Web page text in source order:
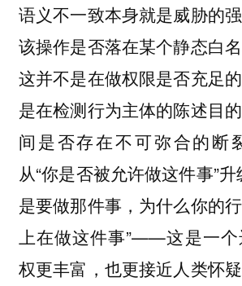
语义不一致本身就是威胁的
该操作是否落在某个静态白名
这并不是在做权限是否充足
是在检测行为主体的陈述目
间是否存在不可弥合的断
从“你是否被允许做这件事”
是要做那件事，为什么你的
上在做这件事”——这是一
权更丰富，也更接近人类怀